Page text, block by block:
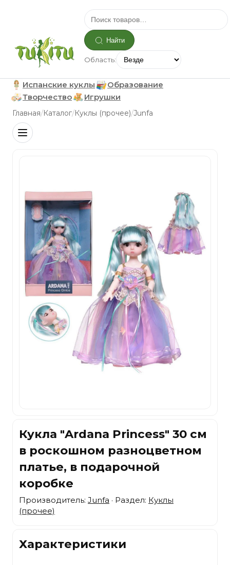
Найти
Область:
Испанские куклы
Образование
Творчество
Игрушки
Главная/Каталог/Куклы (прочее)/Junfa
Кукла "Ardana Princess" 30 см
в роскошном разноцветном
платье, в подарочной
коробке
Производитель: Junfa · Раздел: Куклы
(прочее)
Характеристики